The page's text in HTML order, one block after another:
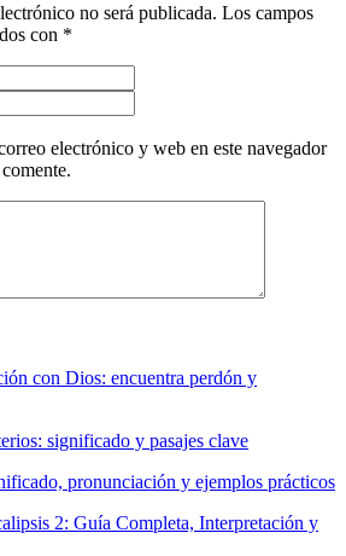
no será publicada. Los campos
con *
electrónico y web en este navegador
con Dios: encuentra perdón y
significado y pasajes clave
pronunciación y ejemplos prácticos
2: Guía Completa, Interpretación y